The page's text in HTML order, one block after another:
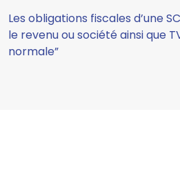
Les obligations fiscales d’une
le revenu ou société ainsi que
normale”